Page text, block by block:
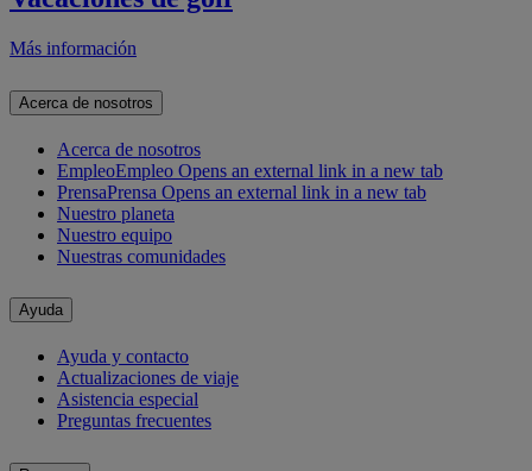
Más información
Acerca de nosotros
Acerca de nosotros
EmpleoEmpleo Opens an external link in a new tab
PrensaPrensa Opens an external link in a new tab
Nuestro planeta
Nuestro equipo
Nuestras comunidades
Ayuda
Ayuda y contacto
Actualizaciones de viaje
Asistencia especial
Preguntas frecuentes